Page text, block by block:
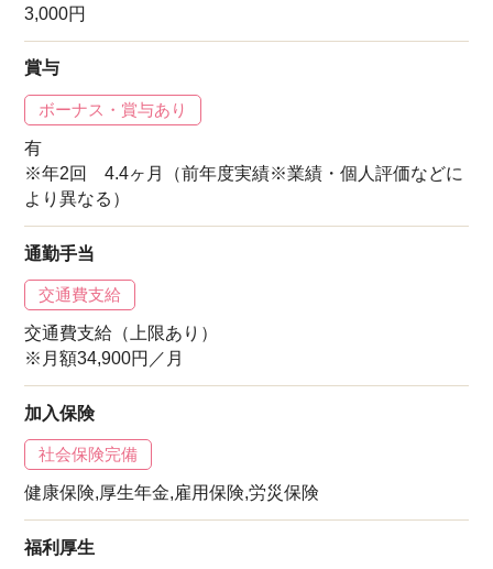
3,000円
賞与
ボーナス・賞与あり
有
※年2回 4.4ヶ月（前年度実績※業績・個人評価などに
より異なる）
通勤手当
交通費支給
交通費支給（上限あり）
※月額34,900円／月
加入保険
社会保険完備
健康保険,厚生年金,雇用保険,労災保険
福利厚生